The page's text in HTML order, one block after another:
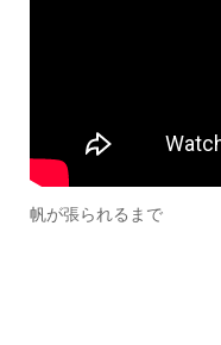
帆が張られるまで